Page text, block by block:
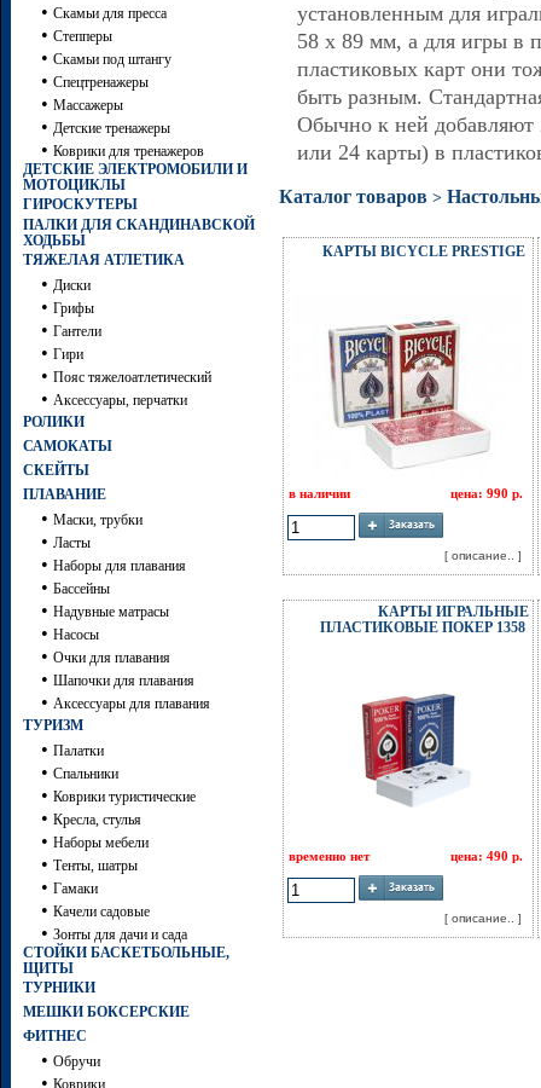
• Скамьи для пресса
• Степперы
• Скамьи под штангу
• Спецтренажеры
• Массажеры
• Детские тренажеры
• Коврики для тренажеров
ДЕТСКИЕ ЭЛЕКТРОМОБИЛИ И
МОТОЦИКЛЫ
ГИРОСКУТЕРЫ
ПАЛКИ ДЛЯ СКАНДИНАВСКОЙ
ХОДЬБЫ
ТЯЖЕЛАЯ АТЛЕТИКА
• Диски
• Грифы
• Гантели
• Гири
• Пояс тяжелоатлетический
• Аксессуары, перчатки
РОЛИКИ
САМОКАТЫ
СКЕЙТЫ
ПЛАВАНИЕ
• Маски, трубки
• Ласты
• Наборы для плавания
• Бассейны
• Надувные матрасы
• Насосы
• Очки для плавания
• Шапочки для плавания
• Аксессуары для плавания
ТУРИЗМ
• Палатки
• Спальники
• Коврики туристические
• Кресла, стулья
• Наборы мебели
• Тенты, шатры
• Гамаки
• Качели садовые
• Зонты для дачи и сада
СТОЙКИ БАСКЕТБОЛЬНЫЕ,
ЩИТЫ
ТУРНИКИ
МЕШКИ БОКСЕРСКИЕ
ФИТНЕС
• Обручи
• Коврики
установленным для
58 х 89 мм, а для игры в
пластиковых карт они
быть разным.
Обычно к ней
или 24 карты) в
Каталог товаров >
КАРТЫ BICYCLE PRESTIGE
в наличии цена: 990 р.
[ описание.. ]
КАРТЫ ИГРАЛЬНЫЕ
ПЛАСТИКОВЫЕ ПОКЕР 1358
временно нет цена: 490 р.
[ описание.. ]